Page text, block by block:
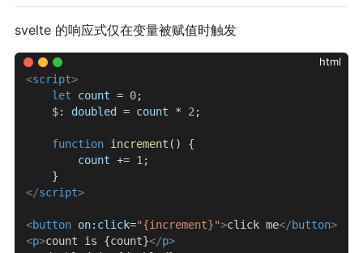
svelte 的响应式仅在变量被赋值时触发
html
<script>
    let
count = 0;
    $
: doubled = count * 2;
    function
increment () {
        count
+= 1;
    }
</script>
<button on:click="{increment}">click me</button>
<p>count is {count}</p>